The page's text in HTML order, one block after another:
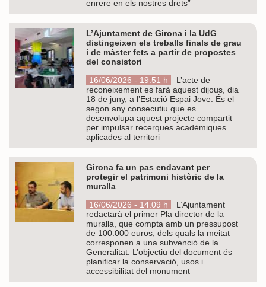
enrere en els nostres drets”
L’Ajuntament de Girona i la UdG
distingeixen els treballs finals de grau
i de màster fets a partir de propostes
del consistori
16/06/2026 - 19.51 h
L’acte de
reconeixement es farà aquest dijous, dia
18 de juny, a l’Estació Espai Jove. És el
segon any consecutiu que es
desenvolupa aquest projecte compartit
per impulsar recerques acadèmiques
aplicades al territori
Girona fa un pas endavant per
protegir el patrimoni històric de la
muralla
16/06/2026 - 14.09 h
L’Ajuntament
redactarà el primer Pla director de la
muralla, que compta amb un pressupost
de 100.000 euros, dels quals la meitat
corresponen a una subvenció de la
Generalitat. L’objectiu del document és
planificar la conservació, usos i
accessibilitat del monument